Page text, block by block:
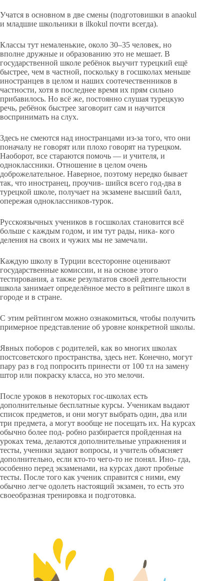
Учатся в основном в две смены (подготовишки в anaokul
и младшие школьники в ilkokul почти всегда).
Классы тут немаленькие, около 30–35 человек, но
вполне дружные и образованию это не мешает. В
государственной школе ребёнок выучит турецкий ещё
быстрее, чем в частной, поскольку в госшколах меньше
иностранцев в целом и наших соотечественников в
частности, хотя в последнее время их прям сильно
прибавилось. Но всё же, постоянно слушая турецкую
речь, ребёнок быстрее заговорит сам и научится
воспринимать на слух.
Здесь не смеются над иностранцами из-за того, что они
поначалу не говорят или плохо говорят на турецком.
Наоборот, все стараются помочь — и учителя, и
одноклассники. Отношение в целом очень
доброжелательное. Наверное, поэтому нередко бывает
так, что иностранец, проучив- шийся всего год-два в
турецкой школе, получает на экзамене высший балл,
опережая одноклассников-турок.
Русскоязычных учеников в госшколах становится всё
больше с каждым годом, и им тут рады, ника- кого
деления на своих и чужих мы не замечали.
Каждую школу в Турции всесторонне оценивают
государственные комиссии, и на основе этого
тестирования, а также результатов своей деятельности
школа занимает определённое место в рейтинге школ в
городе и в стране.
С этим рейтингом можно ознакомиться, чтобы получить
примерное представление об уровне конкретной школы.
Явных поборов с родителей, как во многих школах
постсоветского пространства, здесь нет. Конечно, могут
пару раз в год попросить принести от 100 тл на замену
штор или покраску класса, но это мелочи.
После уроков в некоторых гос-школах есть
дополнительные бесплатные курсы. Ученикам выдают
список предметов, и они могут выбрать один, два или
три предмета, а могут вообще не посещать их. На курсах
обычно более под- робно разбирается пройденная на
уроках тема, делаются дополнительные упражнения и
тесты, ученики задают вопросы, и учитель объясняет
дополнительно, если кто-то чего-то не понял. Ино- гда,
особенно перед экзаменами, на курсах дают пробные
тесты. После того как ученик справится с ними, ему
обычно легче одолеть настоящий экзамен, то есть это
своеобразная тренировка и подготовка.